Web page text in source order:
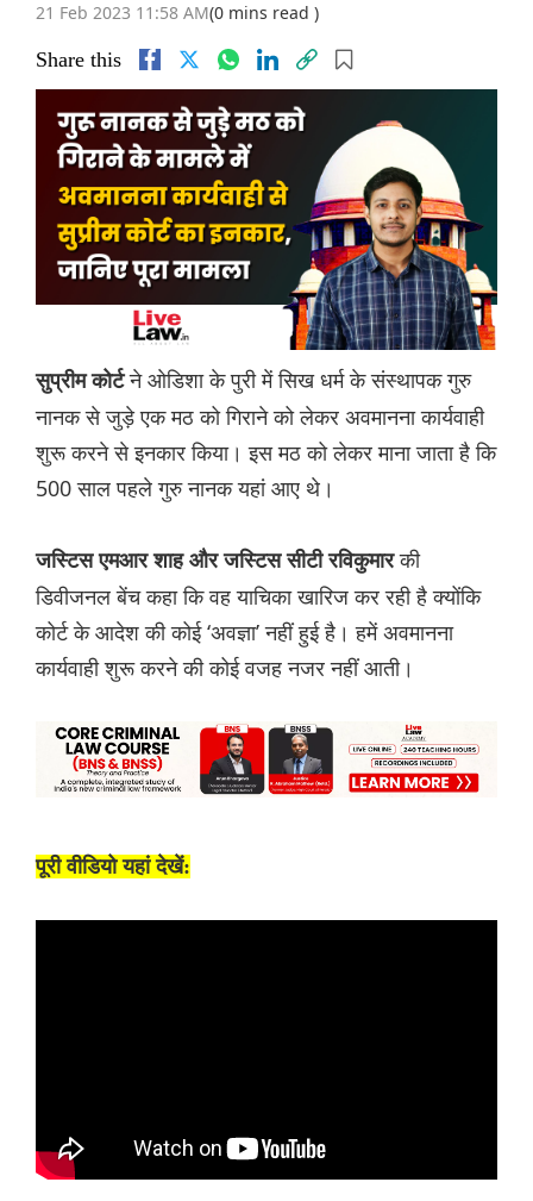
21 Feb 2023 11:58 AM(0 mins read )
Share this
सुप्रीम कोर्टने ओडिशा के पुरी में सिख धर्म के संस्थापक गुरु
नानक से जुड़े एक मठ को गिराने को लेकर अवमानना कार्यवाही
शुरू करने से इनकार किया। इस मठ को लेकर माना जाता है कि
500 साल पहले गुरु नानक यहां आए थे।
जस्टिस एमआर शाह और जस्टिस सीटी रविकुमारकी
डिवीजनल बेंच कहा कि वह याचिका खारिज कर रही है क्योंकि
कोर्ट के आदेश की कोई ‘अवज्ञा’ नहीं हुई है। हमें अवमानना
कार्यवाही शुरू करने की कोई वजह नजर नहीं आती।
पूरी वीडियो यहां देखें: